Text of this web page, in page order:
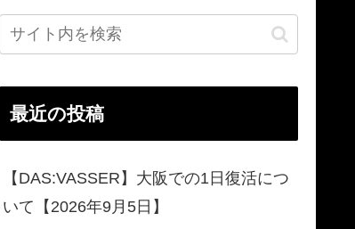
最近の投稿
【DAS:VASSER】大阪での1日復活につ
いて【2026年9月5日】